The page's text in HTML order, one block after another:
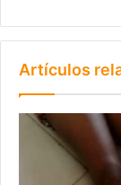
Artículos